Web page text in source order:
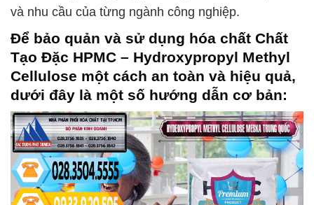
và nhu cầu của từng ngành công nghiệp.
Để bảo quản và sử dụng hóa chất Chất
Tạo Đặc HPMC – Hydroxypropyl Methyl
Cellulose một cách an toàn và hiệu quả,
dưới đây là một số hướng dẫn cơ bản: